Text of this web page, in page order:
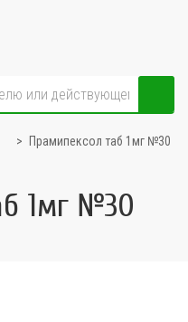
Прамипексол таб 1мг №30
1мг №30